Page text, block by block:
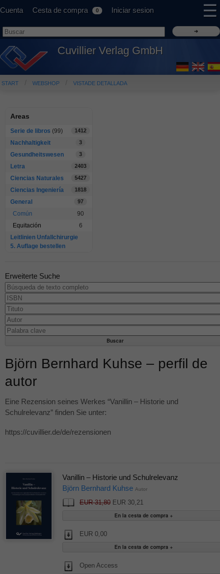
Cuenta Cesta de compra 0 Iniciar sesion ☰
Cuvillier Verlag GmbH
START WEBSHOP VISTADE DETALLADA
Areas
Serie de libros (99) 1412
Nachhaltigkeit 3
Gesundheitswesen 3
Letra 2403
Ciencias Naturales 5427
Ciencias Ingeniería 1818
General 97
Común
90
Equitación
6
Leitlinien Unfallchirurgie
5. Auflage bestellen
Erweiterte Suche
Björn Bernhard Kuhse – perfil de
autor
Eine Rezension seines Werkes “Vanillin – Historie und
Schulrelevanz” finden Sie unter:
https://cuvillier.de/de/rezensionen
Vanillin – Historie und Schulrelevanz
Björn Bernhard Kuhse Autor
EUR 31,80EUR 30,21
EUR 0,00
Open Access